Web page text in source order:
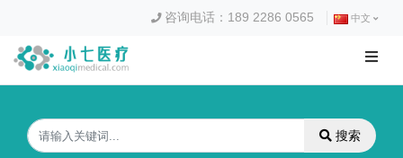
咨询电话：189 2286 0565 中文
搜索